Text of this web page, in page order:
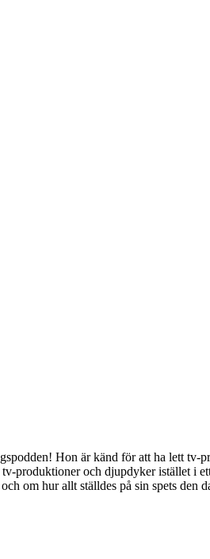
Hon är känd för att ha lett tv-
produktioner och djupdyker istället i
om hur allt ställdes på sin spets